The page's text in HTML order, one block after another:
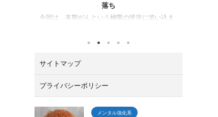
の状況に追い込ま
いたします。 ゴ
アー（バミューダ
スポンサー推薦枠
を見れば当然の結
目次 ZOZOチャンピオンシップは、松山選手が
優勝！ マスターズチャンピオンの松山英樹がア
シップ（10／21～24）でトータル１５アンダー
０万円。日本ツアーと較べてひとケタ違いま
す。 最後の１８番ロングホールでは、２オンで
ワンパットのイーグルで締める圧巻の終わり方
でガッツポーズ。 いやあカッコよすぎて「やっ
した。 今回は、肝心なとこ ...
サイトマップ
プライバシーポリシー
メンタル強化系